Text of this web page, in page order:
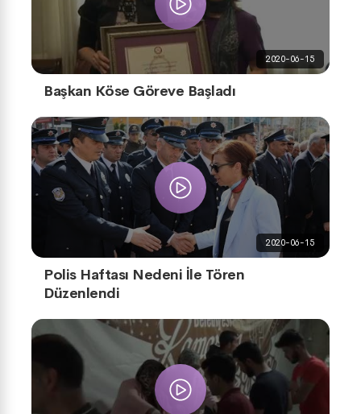
2020-06-15
Başkan Köse Göreve Başladı
2020-06-15
Polis Haftası Nedeni İle Tören
Düzenlendi